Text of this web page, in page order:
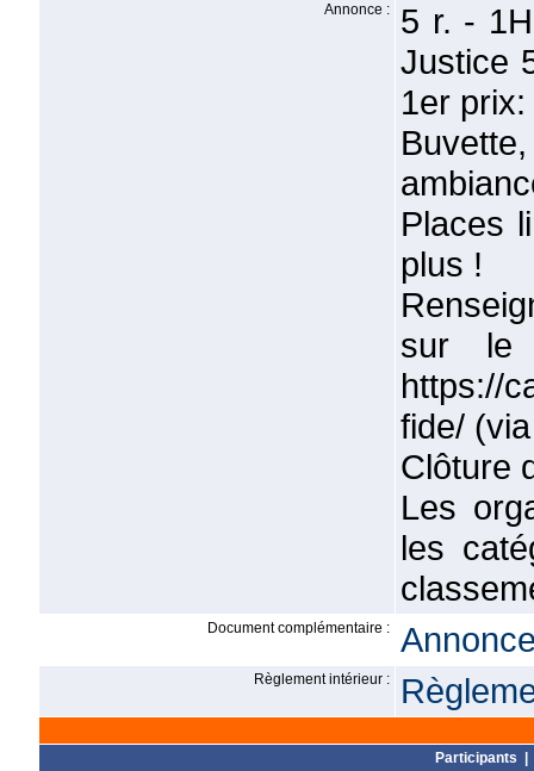
Annonce :
5 r. -
Justice
1er
Places
plus !
sur le
https://
fide/
Clôture
Les
les
Document complémentaire :
Règlement intérieur :
Participants